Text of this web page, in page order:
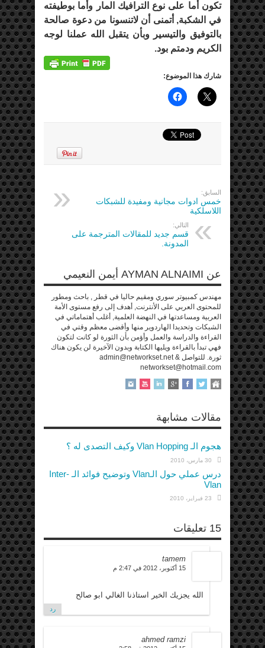
تكون أما على نوع الترافيك المار وأما بوطيفته
في الشكبة, أتمنى أن لاتنسونا من دعوة صالحة
بالتوفيق والتيسير وبأن يتقبل الله عملنا لوجه
الكريم ودمتم بود.
شارك هذا الموضوع:
السابق:
خمس ادوات مجانية ومفيدة للشبكات
اللاسلكية
التالي:
قسم جديد للمقالات المترجمة على
المدونة.
عن AYMAN ALNAIMI أيمن النعيمي
مهندس كمبيوتر سوري ومقيم حاليا في قطر , باحث ومطور
للمحتوى العربي على الأنترنت, أهدف إلى رفع مستوى الأمة
العربية ومساعدتها في النهضة العلمية, أغلب أهتماماتي في
الشبكات وتحديدا الهاردوير منها وأقضى معظم وقتي في
القراءة والدراسة والعمل وأؤمن بأن الثورة لو كانت لتكون
فهي تبدأ بالقراءة ويليها الكتابة وبدون الآخيرة لن يكون هناك
ثورة. للتواصل admin@networkset.net &
networkset@hotmail.com
مقالات مشابهة
هجوم الـ Vlan Hopping وكيف التصدى له ؟
30 مارس، 2010
درس عملي حول الـVlan وتوضيح فوائد الـ Inter-
Vlan
23 فبراير، 2010
15 تعليقات
tamem
15 أكتوبر، 2012 في 2:47 م
الله يجزيك الخير استاذنا الغالي ابو صالح
رد
ahmed ramzi